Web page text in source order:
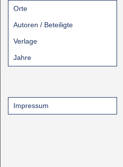
Orte
Autoren / Beteiligte
Verlage
Jahre
Impressum